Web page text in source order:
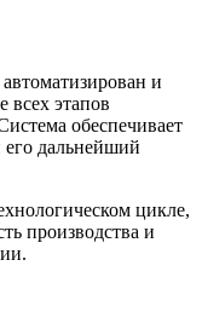
и
всех этапов
обеспечивает
его дальнейший
цикле,
производства и